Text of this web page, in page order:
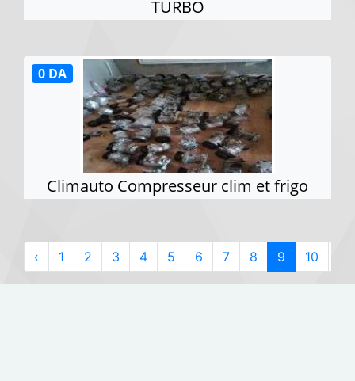
TURBO
Climauto Compresseur clim et frigo
0 DA
‹ 1 2 3 4 5 6 7 8 9 10